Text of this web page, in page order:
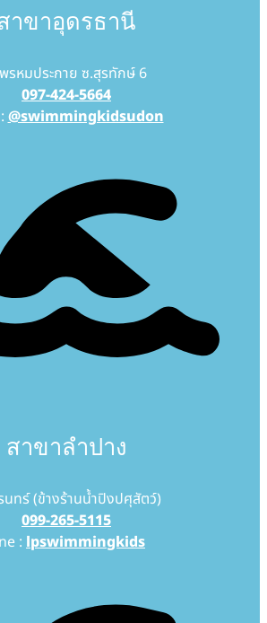
าขาอุดรธานี
รหมประกาย ซ.สุรทักษ์ 6
097-424-5664
@swimmingkidsudon
สาขาลำปาง
นทร์ (ข้างร้านน้ำปิงปศุสัตว์)
099-265-5115
: lpswimmingkids